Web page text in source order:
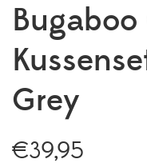
Grey
€39,95